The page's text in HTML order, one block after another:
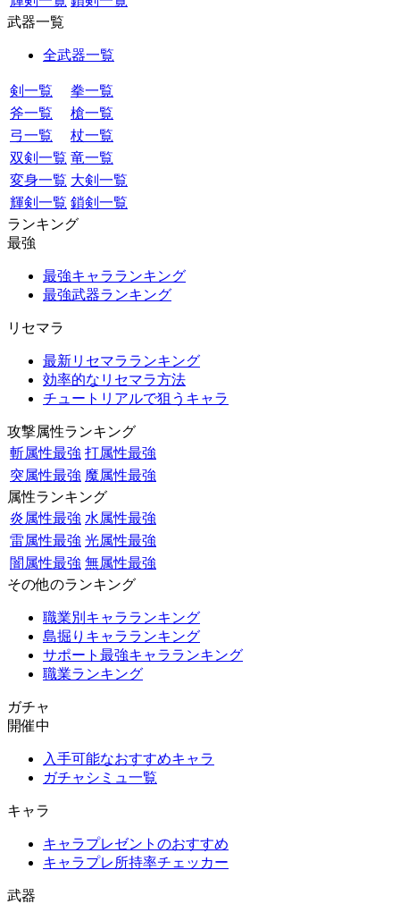
武器一覧
全武器一覧
剣一覧
拳一覧
斧一覧
槍一覧
弓一覧
杖一覧
双剣一覧 竜一覧
変身一覧 大剣一覧
輝剣一覧 鎖剣一覧
ランキング
最強
最強キャラランキング
最強武器ランキング
リセマラ
最新リセマラランキング
効率的なリセマラ方法
チュートリアルで狙うキャラ
攻撃属性ランキング
斬属性最強 打属性最強
突属性最強 魔属性最強
属性ランキング
炎属性最強 水属性最強
雷属性最強 光属性最強
闇属性最強 無属性最強
その他のランキング
職業別キャラランキング
島掘りキャラランキング
サポート最強キャラランキング
職業ランキング
ガチャ
開催中
入手可能なおすすめキャラ
ガチャシミュ一覧
キャラ
キャラプレゼントのおすすめ
キャラプレ所持率チェッカー
武器